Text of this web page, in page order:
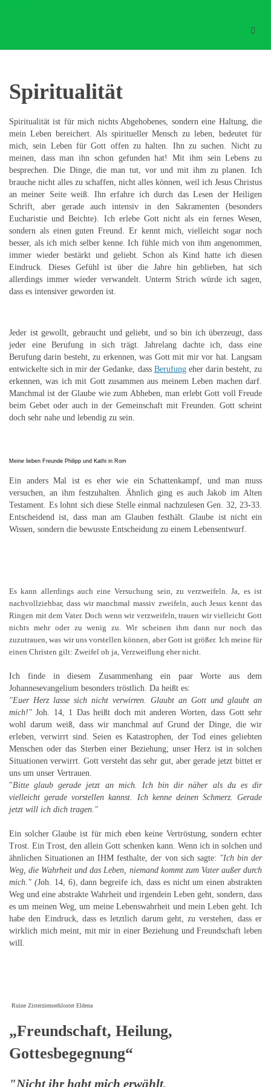
Spiritualität
Spiritualität ist für mich nichts Abgehobenes, sondern eine Haltung, die
mein Leben bereichert. Als spiritueller Mensch zu leben, bedeutet für
mich, sein Leben für Gott offen zu halten. Ihn zu suchen. Nicht zu
meinen, dass man ihn schon gefunden hat! Mit ihm sein Lebens zu
besprechen. Die Dinge, die man tut, vor und mit ihm zu planen. Ich
brauche nicht alles zu schaffen, nicht alles können, weil ich Jesus Christus
an meiner Seite weiß. Ihn erfahre ich durch das Lesen der Heiligen
Schrift, aber gerade auch intensiv in den Sakramenten (besonders
Eucharistie und Beichte). Ich erlebe Gott nicht als ein fernes Wesen,
sondern als einen guten Freund. Er kennt mich, vielleicht sogar noch
besser, als ich mich selber kenne. Ich fühle mich von ihm angenommen,
immer wieder bestärkt und geliebt. Schon als Kind hatte ich diesen
Eindruck. Dieses Gefühl ist über die Jahre hin geblieben, hat sich
allerdings immer wieder verwandelt. Unterm Strich würde ich sagen,
dass es intensiver geworden ist.
Jeder ist gewollt, gebraucht und geliebt, und so bin ich überzeugt, dass
jeder eine Berufung in sich trägt. Jahrelang dachte ich, dass eine
Berufung darin besteht, zu erkennen, was Gott mit mir vor hat. Langsam
entwickelte sich in mir der Gedanke, dass Berufungeher darin besteht, zu
erkennen, was ich mit Gott zusammen aus meinem Leben machen darf.
Manchmal ist der Glaube wie zum Abheben, man erlebt Gott voll Freude
beim Gebet oder auch in der Gemeinschaft mit Freunden. Gott scheint
doch sehr nahe und lebendig zu sein.
M eine lieben Freunde Philipp und Kathi in Rom
Ein anders Mal ist es eher wie ein Schattenkampf, und man muss
versuchen, an ihm festzuhalten. Ähnlich ging es auch Jakob im Alten
Testament. Es lohnt sich diese Stelle einmal nachzulesen Gen. 32, 23-33.
Entscheidend ist, dass man am Glauben festhält. Glaube ist nicht ein
Wissen, sondern die bewusste Entscheidung zu einem Lebensentwurf.
Es kann allerdings auch eine Versuchung sein, zu verzweifeln. Ja, es ist
nachvollziehbar, dass wir manchmal massiv zweifeln, auch Jesus kennt das
Ringen mit dem Vater. Doch wenn wir verzweifeln, trauen wir vielleicht Gott
nichts mehr oder zu wenig zu. Wir scheinen ihm dann nur noch das
zuzutrauen, was wir uns vorstellen können, aber Gott ist größer. Ich meine für
einen Christen gilt: Zweifel oh ja, Verzweiflung eher nicht.
Ich finde in diesem Zusammenhang ein paar Worte aus dem
Johannesevangelium besonders tröstlich. Da heißt es:
"Euer Herz lasse sich nicht verwirren. Glaubt an Gott und glaubt an
mich!" Joh. 14, 1 Das heißt doch mit anderen Worten, dass Gott sehr
wohl darum weiß, dass wir manchmal auf Grund der Dinge, die wir
erleben, verwirrt sind. Seien es Katastrophen, der Tod eines geliebten
Menschen oder das Sterben einer Beziehung; unser Herz ist in solchen
Situationen verwirrt. Gott versteht das sehr gut, aber gerade jetzt bittet er
uns um unser Vertrauen.
"Bitte glaub gerade jetzt an mich. Ich bin dir näher als du es dir
vielleicht gerade vorstellen kannst. Ich kenne deinen Schmerz. Gerade
jetzt will ich dich tragen."
Ein solcher Glaube ist für mich eben keine Vertröstung, sondern echter
Trost. Ein Trost, den allein Gott schenken kann. Wenn ich in solchen und
ähnlichen Situationen an IHM festhalte, der von sich sagte: "Ich bin der
Weg, die Wahrheit und das Leben, niemand kommt zum Vater außer durch
mich." (Joh. 14, 6), dann begreife ich, dass es nicht um einen abstrakten
Weg und eine abstrakte Wahrheit und irgendein Leben geht, sondern, dass
es um meinen Weg, um meine Lebenswahrheit und mein Leben geht. Ich
habe den Eindruck, dass es letztlich darum geht, zu verstehen, dass er
wirklich mich meint, mit mir in einer Beziehung und Freundschaft leben
will.
Ruine Zisterzienserkloster Eldena
„Freundschaft, Heilung,
Gottesbegegnung“
"Nicht ihr habt mich erwählt,